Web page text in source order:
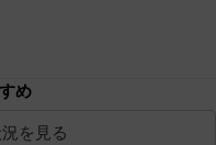
め
を見る